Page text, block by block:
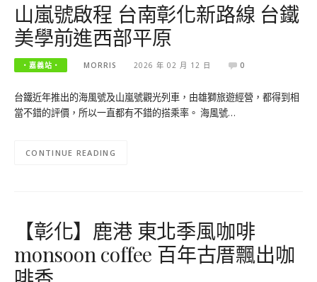
山嵐號啟程 台南彰化新路線 台鐵
美學前進西部平原
‧嘉義站‧ MORRIS 2026 年 02 月 12 日 0
台鐵近年推出的海風號及山嵐號觀光列車，由雄獅旅遊經營，都得到相
當不錯的評價，所以一直都有不錯的搭乘率。 海風號…
CONTINUE READING
【彰化】鹿港 東北季風咖啡
monsoon coffee 百年古厝飄出咖